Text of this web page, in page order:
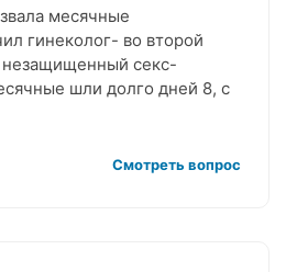
месячные
гинеколог- во второй
секс-
шли долго дней 8, с
Смотреть вопрос